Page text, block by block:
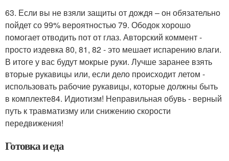
63. Если вы не взяли защиты от дождя – он обязательно
пойдет со 99% вероятностью 79. Ободок хорошо
помогает отводить пот от глаз. Авторский коммент -
просто издевка 80, 81, 82 - это мешает испарению влаги.
В итоге у вас будут мокрые руки. Лучше заранее взять
вторые рукавицы или, если дело происходит летом -
использовать рабочие рукавицы, которые должны быть
в комплекте84. Идиотизм! Неправильная обувь - верный
путь к травматизму или снижению скорости
передвижения!
Готовка и еда